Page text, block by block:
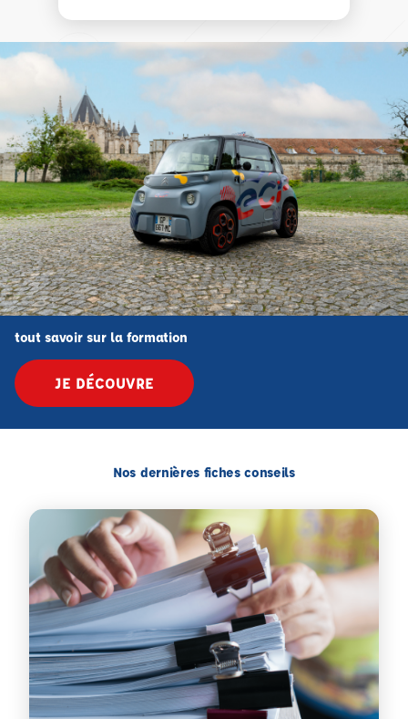
tout savoir sur la formation
JE DÉCOUVRE
Nos dernières fiches conseils